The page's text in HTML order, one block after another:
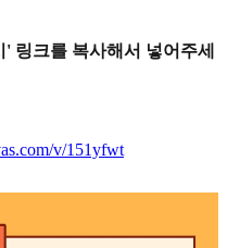
링크를 복사해서 넣어주세
v/151yfwt